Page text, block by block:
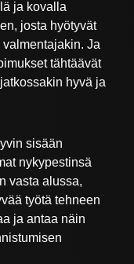
ja kovalla
josta hyötyvät
Ja
tähtäävät
hyvä ja
sisään
nykypestinsä
vasta alussa,
työtä tehneen
ja antaa näin